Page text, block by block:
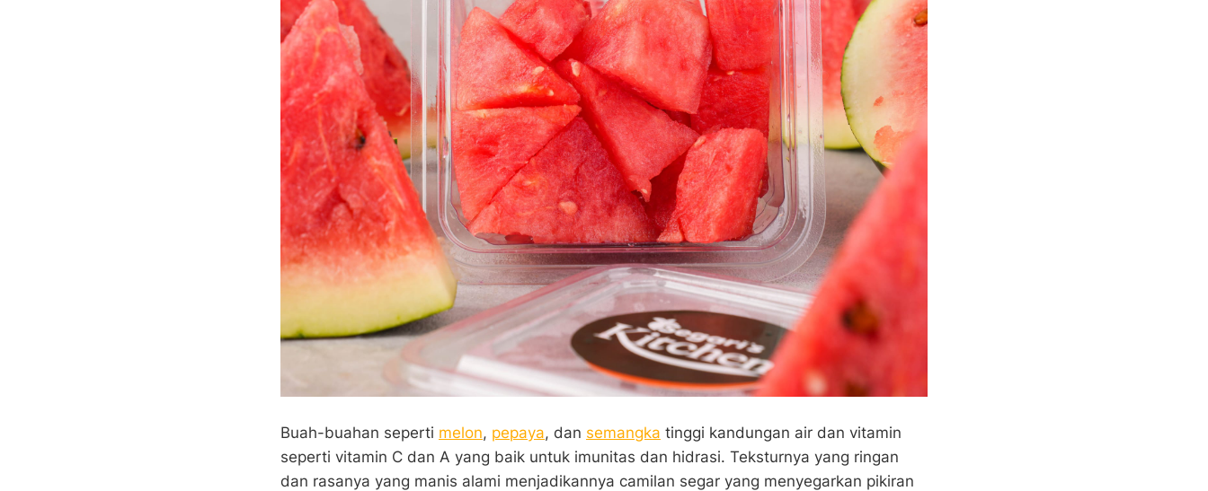
Buah-buahan seperti melon, pepaya, dan semangka tinggi kandungan air dan vitamin
seperti vitamin C dan A yang baik untuk imunitas dan hidrasi. Teksturnya yang ringan
dan rasanya yang manis alami menjadikannya camilan segar yang menyegarkan pikiran